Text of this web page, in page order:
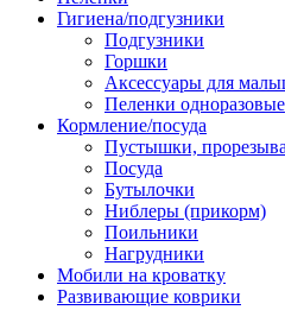
Гигиена/подгузники
Подгузники
Горшки
Аксессуары для
Пеленки одноразовые
Кормление/посуда
Пустышки,
Посуда
Бутылочки
Ниблеры (прикорм)
Поильники
Нагрудники
Мобили на кроватку
Развивающие коврики